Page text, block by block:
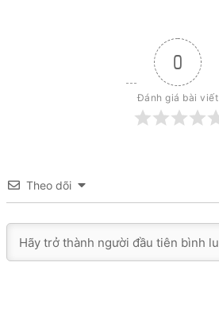
0
Đánh giá bài viết
Theo dõi